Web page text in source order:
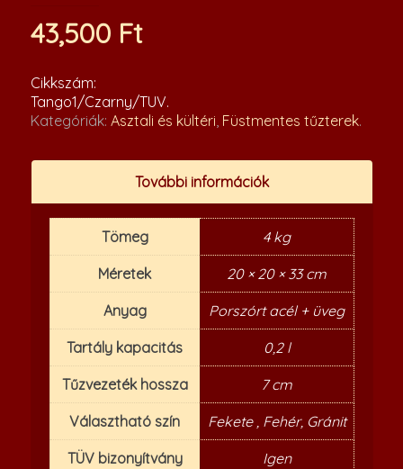
43,500 Ft
Cikkszám:
Tango1/Czarny/TUV.
Kategóriák: Asztali és kültéri, Füstmentes tűzterek.
További információk
Tömeg 4 kg
Méretek 20 × 20 × 33 cm
Anyag Porszórt acél + üveg
Tartály kapacitás 0,2 l
Tűzvezeték hossza 7 cm
Választható szín Fekete , Fehér, Gránit
TÜV bizonyítvány Igen